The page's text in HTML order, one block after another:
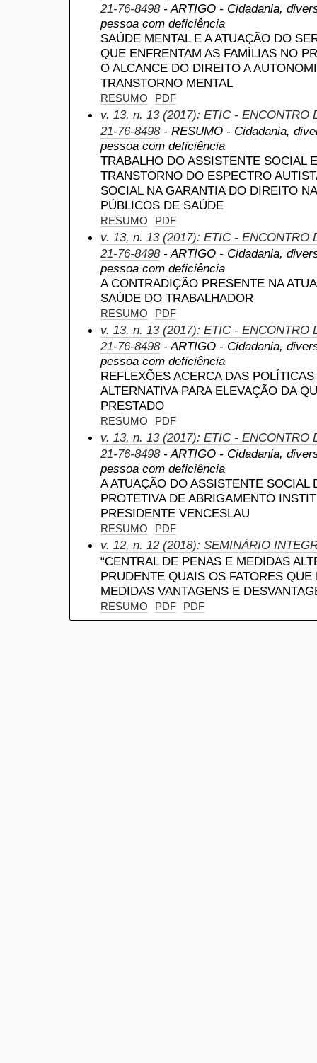
21-76-8498- ARTIGO - Cidadania,
pessoa com deficiência
SAÚDE MENTAL E A ATUAÇÃO DO
QUE ENFRENTAM AS FAMÍLIAS NO
O ALCANCE DO DIREITO A
TRANSTORNO MENTAL
RESUMO PDF
v. 13, n. 13 (2017): ETIC - ENCONTRO
21-76-8498- RESUMO - Cidadania,
pessoa com deficiência
TRABALHO DO ASSISTENTE SOCIAL
TRANSTORNO DO ESPECTRO
SOCIAL NA GARANTIA DO DIREITO
PÚBLICOS DE SAÚDE
RESUMO PDF
v. 13, n. 13 (2017): ETIC - ENCONTRO
21-76-8498- ARTIGO - Cidadania,
pessoa com deficiência
A CONTRADIÇÃO PRESENTE NA
SAÚDE DO TRABALHADOR
RESUMO PDF
v. 13, n. 13 (2017): ETIC - ENCONTRO
21-76-8498- ARTIGO - Cidadania,
pessoa com deficiência
REFLEXÕES ACERCA DAS
ALTERNATIVA PARA ELEVAÇÃO DA
PRESTADO
RESUMO PDF
v. 13, n. 13 (2017): ETIC - ENCONTRO
21-76-8498- ARTIGO - Cidadania,
pessoa com deficiência
A ATUAÇÃO DO ASSISTENTE SOCIAL
PROTETIVA DE ABRIGAMENTO
PRESIDENTE VENCESLAU
RESUMO PDF
v. 12, n. 12 (2018): SEMINÁRIO
“CENTRAL DE PENAS E MEDIDAS
PRUDENTE QUAIS OS FATORES
MEDIDAS VANTAGENS E
RESUMO PDF PDF